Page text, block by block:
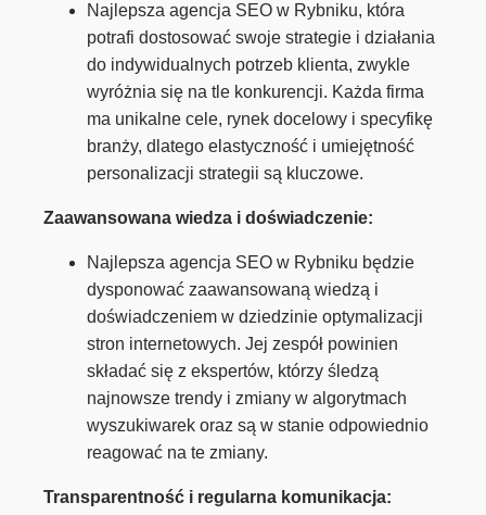
Najlepsza agencja SEO w Rybniku, która
potrafi dostosować swoje strategie i działania
do indywidualnych potrzeb klienta, zwykle
wyróżnia się na tle konkurencji. Każda firma
ma unikalne cele, rynek docelowy i specyfikę
branży, dlatego elastyczność i umiejętność
personalizacji strategii są kluczowe.
Zaawansowana wiedza i doświadczenie:
Najlepsza agencja SEO w Rybniku będzie
dysponować zaawansowaną wiedzą i
doświadczeniem w dziedzinie optymalizacji
stron internetowych. Jej zespół powinien
składać się z ekspertów, którzy śledzą
najnowsze trendy i zmiany w algorytmach
wyszukiwarek oraz są w stanie odpowiednio
reagować na te zmiany.
Transparentność i regularna komunikacja: